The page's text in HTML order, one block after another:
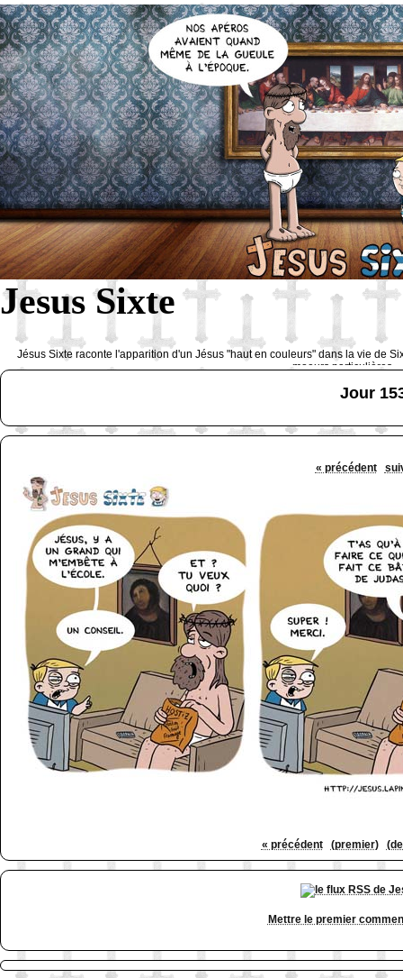
Jesus Sixte
Jésus Sixte raconte l'apparition d'un Jésus "haut en couleurs" dans la vie de
moeurs particulières
http://www.lefabz.com/
Jour
« précédent
« précédent (premier)
Mettre le premier